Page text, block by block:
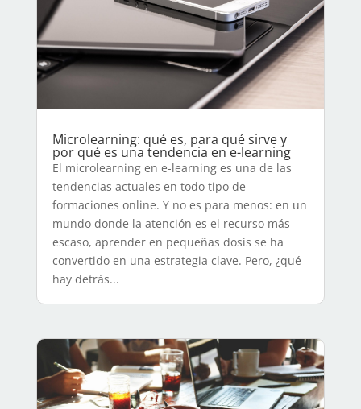
Microlearning: qué es, para qué sirve y
por qué es una tendencia en e-learning
El microlearning en e-learning es una de las
tendencias actuales en todo tipo de
formaciones online. Y no es para menos: en un
mundo donde la atención es el recurso más
escaso, aprender en pequeñas dosis se ha
convertido en una estrategia clave. Pero, ¿qué
hay detrás...